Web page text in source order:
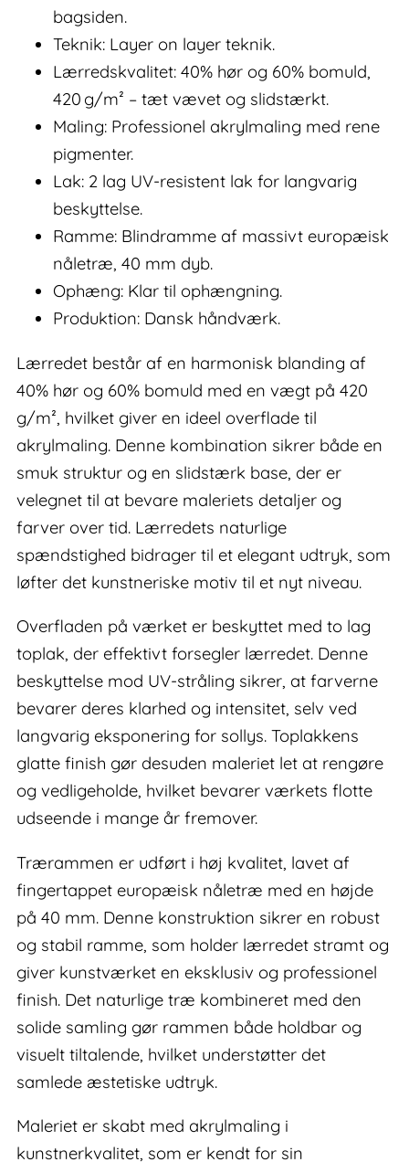
bagsiden.
Teknik: Layer on layer teknik.
Lærredskvalitet: 40% hør og 60% bomuld,
420 g/m² – tæt vævet og slidstærkt.
Maling: Professionel akrylmaling med rene
pigmenter.
Lak: 2 lag UV-resistent lak for langvarig
beskyttelse.
Ramme: Blindramme af massivt europæisk
nåletræ, 40 mm dyb.
Ophæng: Klar til ophængning.
Produktion: Dansk håndværk.
Lærredet består af en harmonisk blanding af
40% hør og 60% bomuld med en vægt på 420
g/m², hvilket giver en ideel overflade til
akrylmaling. Denne kombination sikrer både en
smuk struktur og en slidstærk base, der er
velegnet til at bevare maleriets detaljer og
farver over tid. Lærredets naturlige
spændstighed bidrager til et elegant udtryk, som
løfter det kunstneriske motiv til et nyt niveau.
Overfladen på værket er beskyttet med to lag
toplak, der effektivt forsegler lærredet. Denne
beskyttelse mod UV-stråling sikrer, at farverne
bevarer deres klarhed og intensitet, selv ved
langvarig eksponering for sollys. Toplakkens
glatte finish gør desuden maleriet let at rengøre
og vedligeholde, hvilket bevarer værkets flotte
udseende i mange år fremover.
Trærammen er udført i høj kvalitet, lavet af
fingertappet europæisk nåletræ med en højde
på 40 mm. Denne konstruktion sikrer en robust
og stabil ramme, som holder lærredet stramt og
giver kunstværket en eksklusiv og professionel
finish. Det naturlige træ kombineret med den
solide samling gør rammen både holdbar og
visuelt tiltalende, hvilket understøtter det
samlede æstetiske udtryk.
Maleriet er skabt med akrylmaling i
kunstnerkvalitet, som er kendt for sin